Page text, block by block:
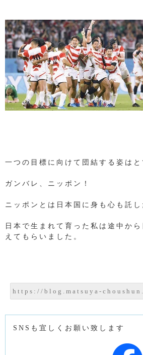
一つの目標に向けて団結する姿は
ガンバレ、ニッポン！
ニッポンとは日本国に身も心も託
日本で生まれて育った私は途中か
えてもらいました。
SNSも宜しくお願い致します